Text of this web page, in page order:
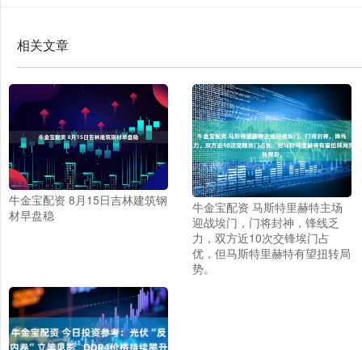
相关文章
牛金宝配资 8月15日吉林建筑钢
材早盘稳
牛金宝配资 马斯特里赫特主场
迎战埃门，门将封神，锋线乏
力，双方近10次交锋埃门占
优，但马斯特里赫特有望扭转局
势。